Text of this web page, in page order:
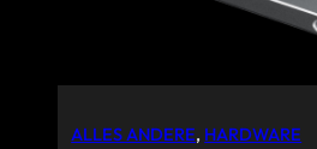
ALLES ANDERE, HARDWARE